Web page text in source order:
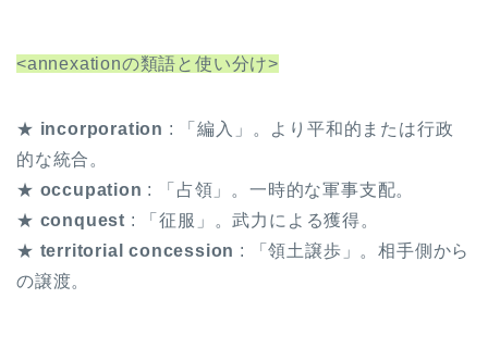
ヤ
<annexationの類語と使い分け>
★ incorporation : 「編入」。より平和的または行政
的な統合。
★ occupation : 「占領」。一時的な軍事支配。
★ conquest : 「征服」。武力による獲得。
★ territorial concession : 「領土譲歩」。相手側から
の譲渡。